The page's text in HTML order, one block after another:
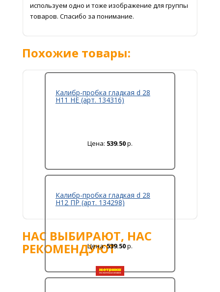
используем одно и тоже изображение для группы
товаров. Спасибо за понимание.
Похожие товары:
Калибр-пробка гладкая d 28
Н11 НЕ (арт. 134316)
Цена: 539.50р.
Калибр-пробка гладкая d 28
Н12 ПР (арт. 134298)
Цена:539.50р.
НАС ВЫБИРАЮТ, НАС
РЕКОМЕНДУЮТ